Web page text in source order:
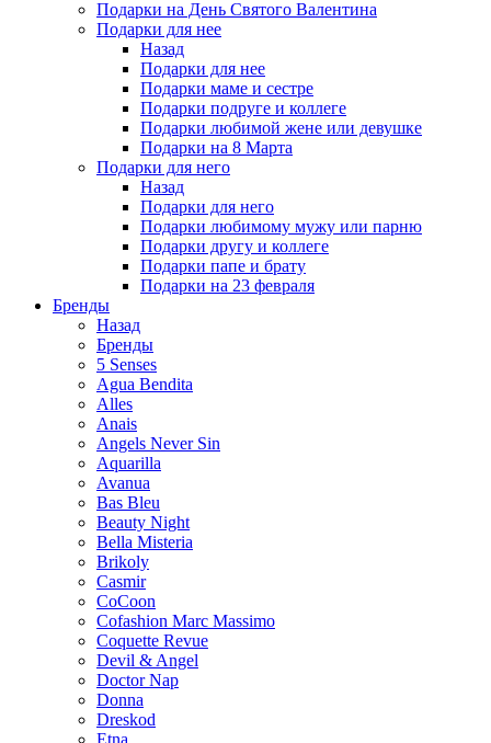
Подарки на День Святого Валентина
Подарки для нее
Назад
Подарки для нее
Подарки маме и сестре
Подарки подруге и коллеге
Подарки любимой жене или девушке
Подарки на 8 Марта
Подарки для него
Назад
Подарки для него
Подарки любимому мужу или парню
Подарки другу и коллеге
Подарки папе и брату
Подарки на 23 февраля
Бренды
Назад
Бренды
5 Senses
Agua Bendita
Alles
Anais
Angels Never Sin
Aquarilla
Avanua
Bas Bleu
Beauty Night
Bella Misteria
Brikoly
Casmir
CoCoon
Cofashion Marc Massimo
Coquette Revue
Devil & Angel
Doctor Nap
Donna
Dreskod
Etna